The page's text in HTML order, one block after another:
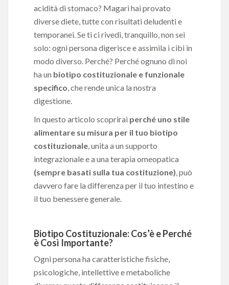
acidità di stomaco? Magari hai provato
diverse diete, tutte con risultati deludenti e
temporanei. Se ti ci rivedi, tranquillo, non sei
solo: ogni persona digerisce e assimila i cibi in
modo diverso. Perché? Perché ognuno di noi
ha un biotipo costituzionale e funzionale
specifico, che rende unica la nostra
digestione.
In questo articolo scoprirai perché uno stile
alimentare su misura per il tuo biotipo
costituzionale, unita a un supporto
integrazionale e a una terapia omeopatica
(sempre basati sulla tua costituzione), può
davvero fare la differenza per il tuo intestino e
il tuo benessere generale.
Biotipo Costituzionale: Cos’è e Perché
è Così Importante?
Ogni persona ha caratteristiche fisiche,
psicologiche, intellettive e metaboliche